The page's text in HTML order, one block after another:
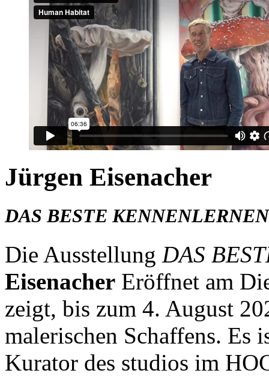
Jürgen Eisenacher
DAS BESTE KENNENLERNEN
Die Ausstellung DAS
Eisenacher Eröffnet am
zeigt, bis zum 4. August
malerischen Schaffens. Es
Kurator des studios im